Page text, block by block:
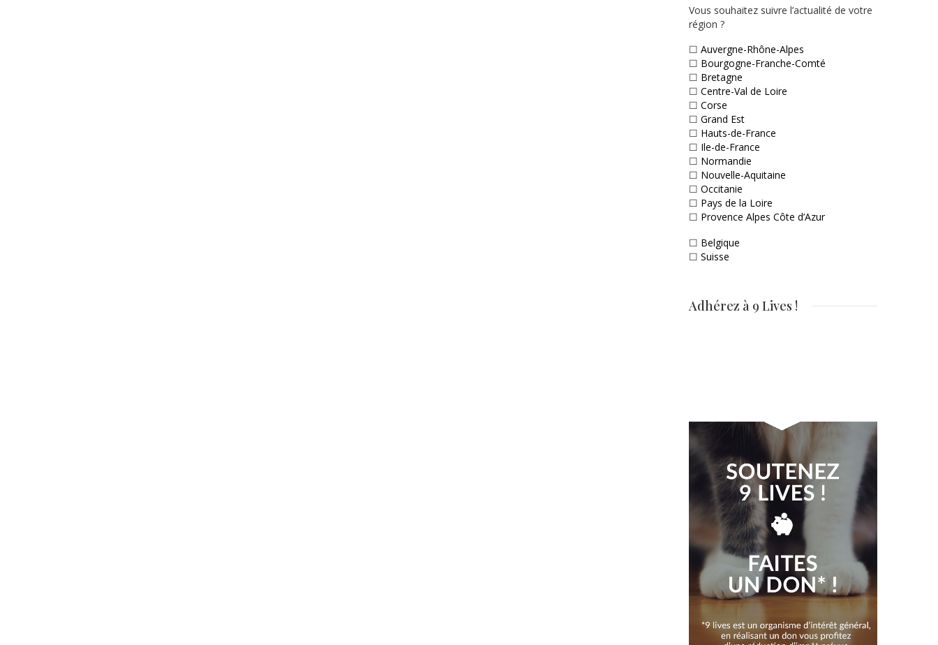
Vous souhaitez suivre l’actualité de votre
région ?
☐ Auvergne-Rhône-Alpes
☐ Bourgogne-Franche-Comté
☐ Bretagne
☐ Centre-Val de Loire
☐ Corse
☐ Grand Est
☐ Hauts-de-France
☐ Ile-de-France
☐ Normandie
☐ Nouvelle-Aquitaine
☐ Occitanie
☐ Pays de la Loire
☐ Provence Alpes Côte d’Azur
☐ Belgique
☐ Suisse
Adhérez à 9 Lives !